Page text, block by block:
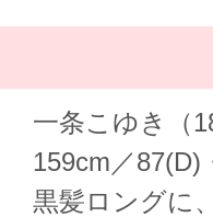
一条こゆき（
159cm／87(D)
黒髪ロングに